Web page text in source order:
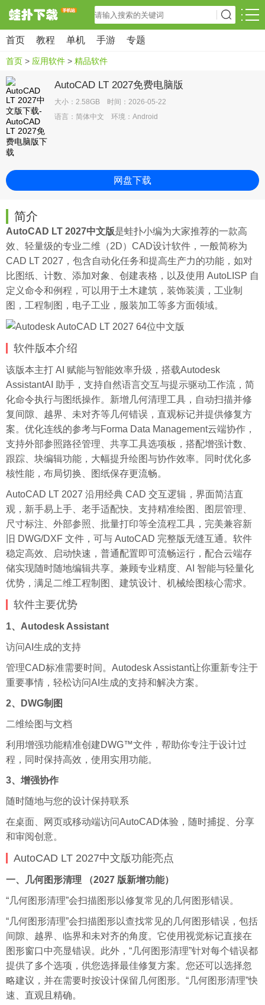
首页 教程 单机 手游 专题
首页 > 应用软件 > 精品软件
AutoCAD LT 2027免费电脑版
大小：2.58GB 时间：2026-05-22
语言：简体中文 环境：Android
网盘下载
简介
AutoCAD LT 2027中文版是蛙扑小编为大家推荐的一款高
效、轻量级的专业二维（2D）CAD设计软件，一般简称为
CAD LT 2027，包含自动化任务和提高生产力的功能，如对
比图纸、计数、添加对象、创建表格，以及使用 AutoLISP 自
定义命令和例程，可以用于土木建筑，装饰装潢，工业制
图，工程制图，电子工业，服装加工等多方面领域。
软件版本介绍
该版本主打 AI 赋能与智能效率升级，搭载Autodesk
AssistantAI 助手，支持自然语言交互与提示驱动工作流，简
化命令执行与图纸操作。新增几何清理工具，自动扫描并修
复间隙、越界、未对齐等几何错误，直观标记并提供修复方
案。优化连线的参考与Forma Data Management云端协作，
支持外部参照路径管理、共享工具选项板，搭配增强计数、
跟踪、块编辑功能，大幅提升绘图与协作效率。同时优化多
核性能，布局切换、图纸保存更流畅。
AutoCAD LT 2027 沿用经典 CAD 交互逻辑，界面简洁直
观，新手易上手、老手适配快。支持精准绘图、图层管理、
尺寸标注、外部参照、批量打印等全流程工具，完美兼容新
旧 DWG/DXF 文件，可与 AutoCAD 完整版无缝互通。软件
稳定高效、启动快速，普通配置即可流畅运行，配合云端存
储实现随时随地编辑共享。兼顾专业精度、AI 智能与轻量化
优势，满足二维工程制图、建筑设计、机械绘图核心需求。
软件主要优势
1、Autodesk Assistant
访问AI生成的支持
管理CAD标准需要时间。Autodesk Assistant让你重新专注于
重要事情，轻松访问AI生成的支持和解决方案。
2、DWG制图
二维绘图与文档
利用增强功能精准创建DWG™文件，帮助你专注于设计过
程，同时保持高效，使用实用功能。
3、增强协作
随时随地与您的设计保持联系
在桌面、网页或移动端访问AutoCAD体验，随时捕捉、分享
和审阅创意。
AutoCAD LT 2027中文版功能亮点
一、几何图形清理 （2027 版新增功能）
“几何图形清理”会扫描图形以修复常见的几何图形错误。
“几何图形清理”会扫描图形以查找常见的几何图形错误，包括
间隙、越界、临界和未对齐的角度。它使用视觉标记直接在
图形窗口中亮显错误。此外，“几何图形清理”针对每个错误都
提供了多个选项，供您选择最佳修复方案。您还可以选择忽
略建议，并在需要时按设计保留几何图形。“几何图形清理”快
速、直观且精确。